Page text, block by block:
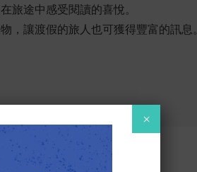
旅途中感受閱讀的喜悅。
，讓渡假的旅人也可獲得豐富的訊息。
×